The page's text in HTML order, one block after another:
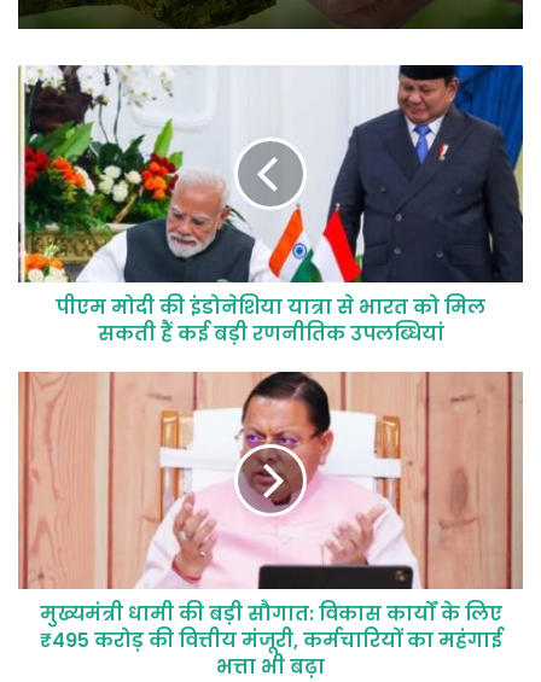
पीएम मोदी की इंडोनेशिया यात्रा से भारत को मिल
सकती हैं कई बड़ी रणनीतिक उपलब्धियां
मुख्यमंत्री धामी की बड़ी सौगात: विकास कार्यों के लिए
₹495 करोड़ की वित्तीय मंजूरी, कर्मचारियों का महंगाई
भत्ता भी बढ़ा